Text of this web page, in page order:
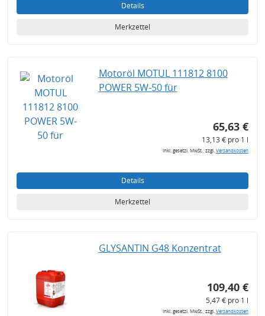
Details
Merkzettel
Motoröl MOTUL 111812 8100
POWER 5W-50 für
65,63 €
13,13 € pro 1 l
inkl. gesetzl. MwSt., zzgl.Versandkosten
Details
Merkzettel
GLYSANTIN G48 Konzentrat
109,40 €
5,47 € pro 1 l
inkl. gesetzl. MwSt., zzgl.Versandkosten